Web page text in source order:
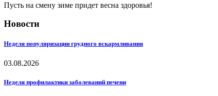
Пусть на смену зиме придет весна здоровья!
Новости
Неделя популяризации грудного вскармливания
03.08.2026
Неделя профилактики заболеваний печени